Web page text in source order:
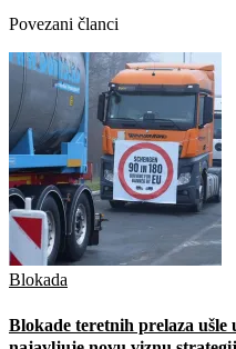
Povezani članci
Blokada
Blokade teretnih prelaza